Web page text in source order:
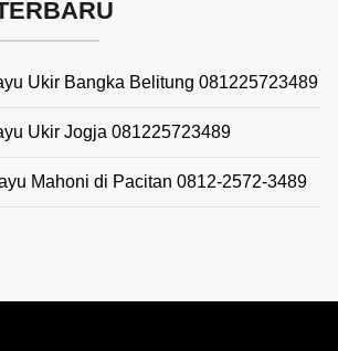
Ukir Bangka Belitung 081225723489
Ukir Jogja 081225723489
Mahoni di Pacitan 0812-2572-3489